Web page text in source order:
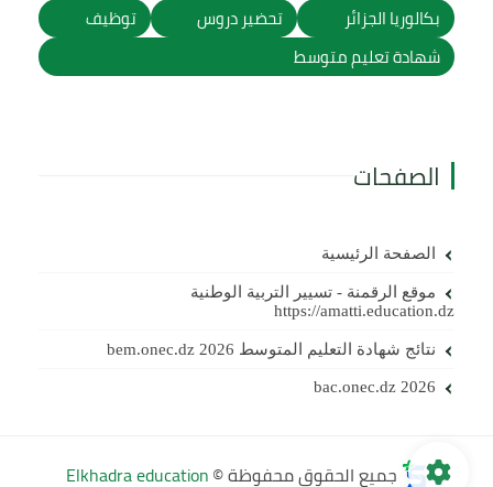
بكالوريا الجزائر
تحضير دروس
توظيف
شهادة تعليم متوسط
الصفحات
الصفحة الرئيسية
موقع الرقمنة - تسيير التربية الوطنية
https://amatti.education.dz
نتائج شهادة التعليم المتوسط 2026 bem.onec.dz
bac.onec.dz 2026
جميع الحقوق محفوظة ©Elkhadra education